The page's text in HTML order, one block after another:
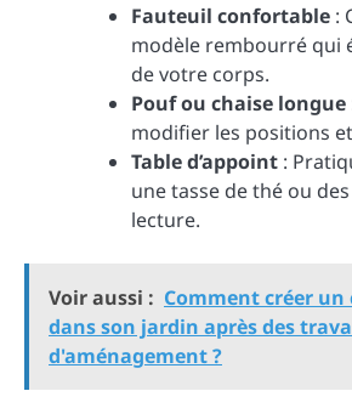
Fauteuil confortable :
modèle rembourré qui
de votre corps.
Pouf ou chaise longue
modifier les positions et
Table d’appoint :
une tasse de thé ou
lecture.
Voir aussi : Comment créer
dans son jardin après des
d'aménagement ?